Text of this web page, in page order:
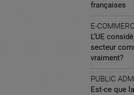
françaises
E-
L’UE
secteur
vraiment?
PUBLIC
Est-ce que